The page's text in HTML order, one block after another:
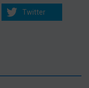
Twitter